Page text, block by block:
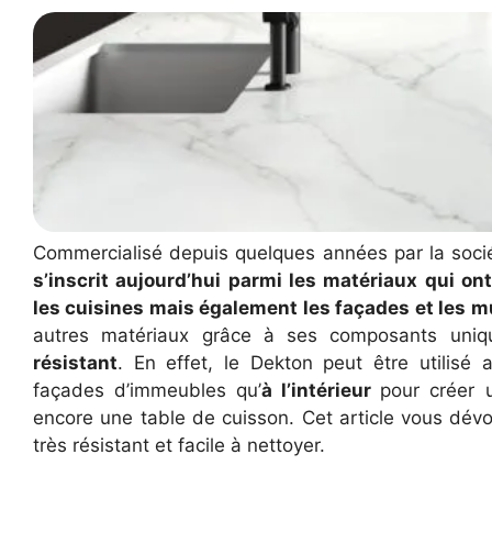
Commercialisé depuis quelques années par la
s’inscrit aujourd’hui parmi les matériaux qui
les cuisines mais également les façades et les
autres matériaux grâce à ses composants
résistant. En effet, le Dekton peut être utilisé
façades d’immeubles qu’à l’intérieur pour créer
encore une table de cuisson. Cet article vous
très résistant et facile à nettoyer.